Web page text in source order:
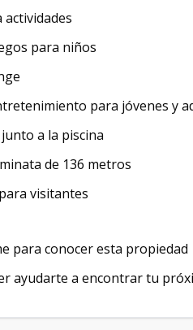
actividades
para niños
para jóvenes y
a la piscina
de 136 metros
visitantes
para conocer esta propiedad
ayudarte a encontrar tu